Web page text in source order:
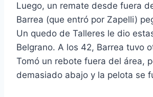
Luego, un remate desde fuera
Barrea (que entró por Zapelli)
Un quedo de Talleres le dio
Belgrano. A los 42, Barrea tuvo
Tomó un rebote fuera del área,
demasiado abajo y la pelota se